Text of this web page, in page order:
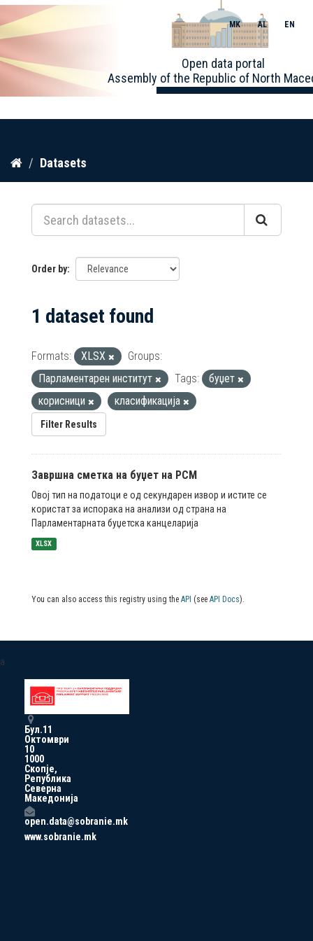
Skip
content
Open data portal
Assembly of the Republic of North
MK AL EN
Datasets
Order by
1 dataset found
Formats: XLSX
Groups:
Парламентарен институт
Tags:
буџет
корисници
класификација
Filter Results
Завршна сметка на буџет на РСМ
Овој тип на податоци е од секундарен извор и истите се
користат за испорака на анализи од страна на
Парламентарната буџетска канцеларија
XLSX
You can also access this registry using the API (see API Docs).
a
Бул.11
Октомври
10
1000
Скопје,
Република
Северна
Македонија
open.data@sobranie.mk
www.sobranie.mk